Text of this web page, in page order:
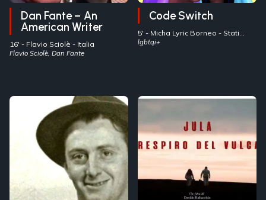
Dan Fante – An
American Writer
16' - Flavio Sciolè - Italia
Flavio Sciolè, Dan Fante
Code Switch
5' - Micha Lyric Borneo
Uniti
lgbtqi+